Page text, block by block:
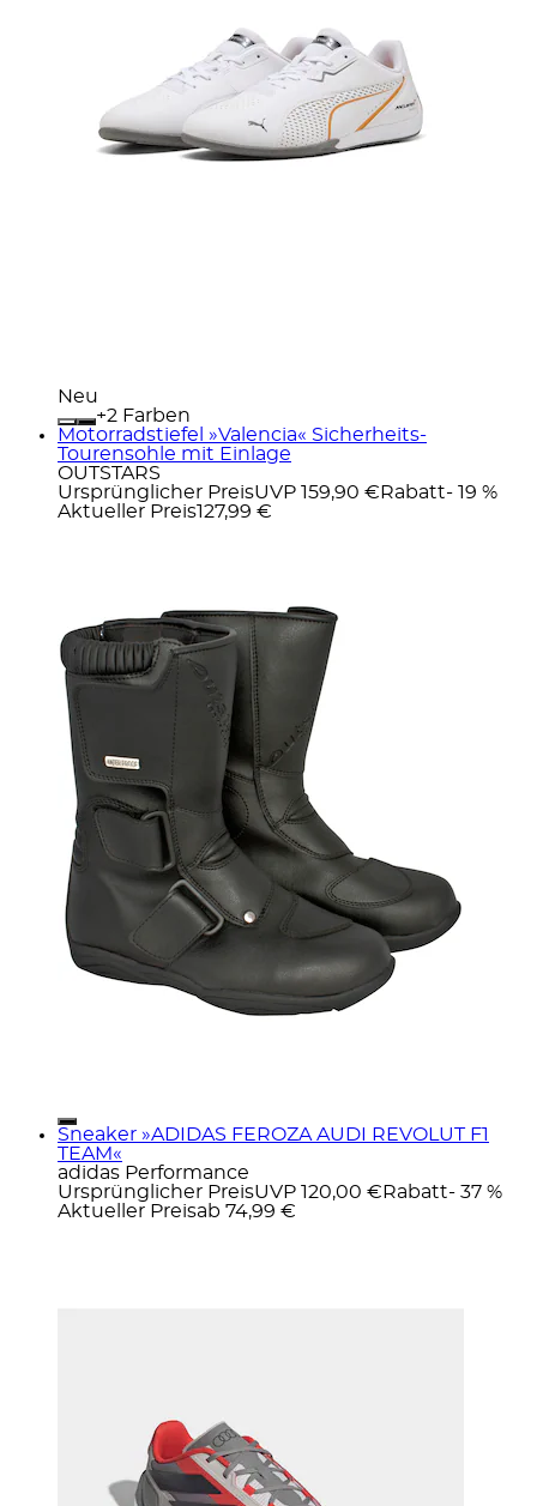
Neu
+
Farben
Motorradstiefel »Valencia« Sicherheits-
Tourensohle mit Einlage
OUTSTARS
Ursprünglicher PreisUVP 159,90 € Rabatt- 19 %
Aktueller Preis127,99 €
Sneaker »ADIDAS FEROZA AUDI REVOLUT F1
TEAM«
adidas Performance
Ursprünglicher PreisUVP 120,00 € Rabatt- 37 %
Aktueller Preisab 74,99 €